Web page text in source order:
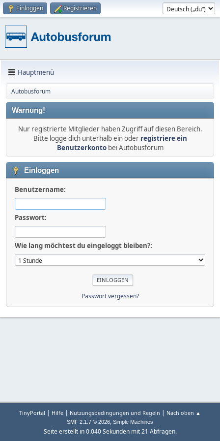
Einloggen Registrieren
Hauptmenü
Autobusforum
Warnung!
Nur registrierte Mitglieder haben Zugriff auf diesen Bereich.
Bitte logge dich unterhalb ein oder registriere ein
Benutzerkontobei Autobusforum
Einloggen
Benutzername:
Passwort:
Wie lang möchtest du eingeloggt bleiben?:
Passwort vergessen?
TinyPortal | Hilfe | Nutzungsbedingungen und Regeln | Nach oben ▲
SMF 2.1.7 © 2026, Simple Machines
Seite erstellt in 0.040 Sekunden mit 21 Abfragen.